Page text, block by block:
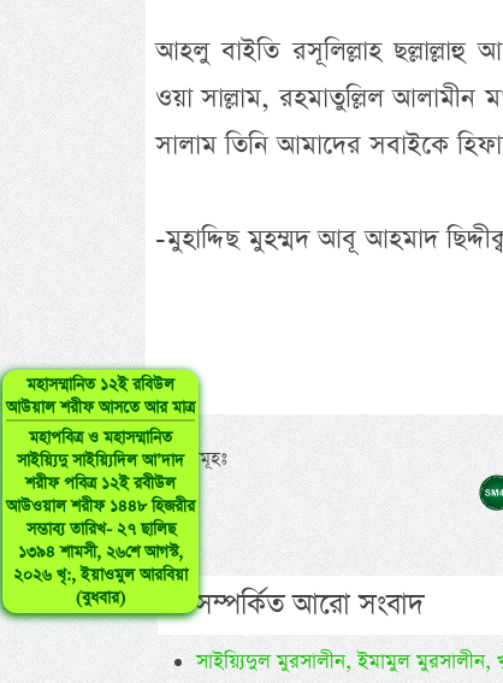
মহাসম্মানিত ১২ই রবিউল
আউয়াল শরীফ আসতে আর মাত্র
মহাপবিত্র ও মহাসম্মানিত
সাইয়্যিদু সাইয়্যিদিল আ’দাদ
শরীফ পবিত্র ১২ই রবীউল
আউওয়াল শরীফ ১৪৪৮ হিজরীর
সম্ভাব্য তারিখ- ২৭ ছালিছ
১৩৯৪ শামসী, ২৬শে আগস্ট,
২০২৬ খৃ:, ইয়াওমুল আরবিয়া
(বুধবার)
আহলু বাইতি রসূলিল্লাহ ছল্লাল্লাহু
ওয়া সাল্লাম, রহমাতুল্লিল আলামীন
সালাম তিনি আমাদের সবাইকে
-মুহাদ্দিছ মুহম্মদ আবূ আহমাদ
ট্যাগসমূহঃ
এ সম্পর্কিত আরো সংবাদ
সাইয়্যিদুল মুরসালীন, ইমামুল মুরসালীন,